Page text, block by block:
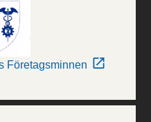
Företagsminnen